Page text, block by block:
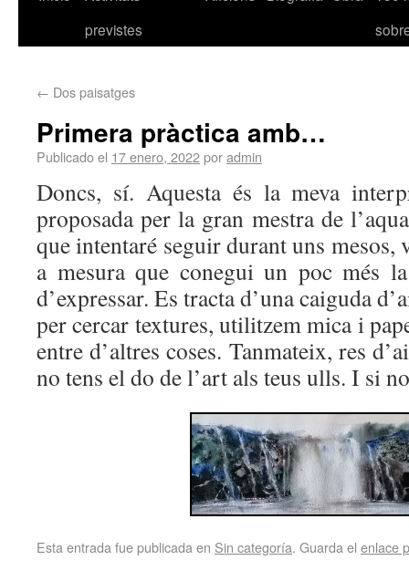
previstes
← Dos paisatges
Primera pràctica amb…
Publicado el 17 enero, 2022poradmin
Doncs, sí. Aquesta és la meva
proposada per la gran mestra de
que intentaré seguir durant uns mesos,
a mesura que conegui un poc més
d’expressar. Es tracta d’una caiguda
per cercar textures, utilitzem mica i
entre d’altres coses. Tanmateix, res
no tens el do de l’art als teus ulls. I si
Esta entrada fue publicada en Sin categoría. Guarda el enlace